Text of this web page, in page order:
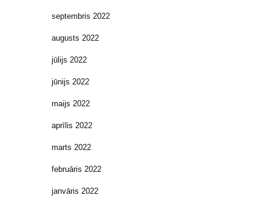
septembris 2022
augusts 2022
jūlijs 2022
jūnijs 2022
maijs 2022
aprīlis 2022
marts 2022
februāris 2022
janvāris 2022